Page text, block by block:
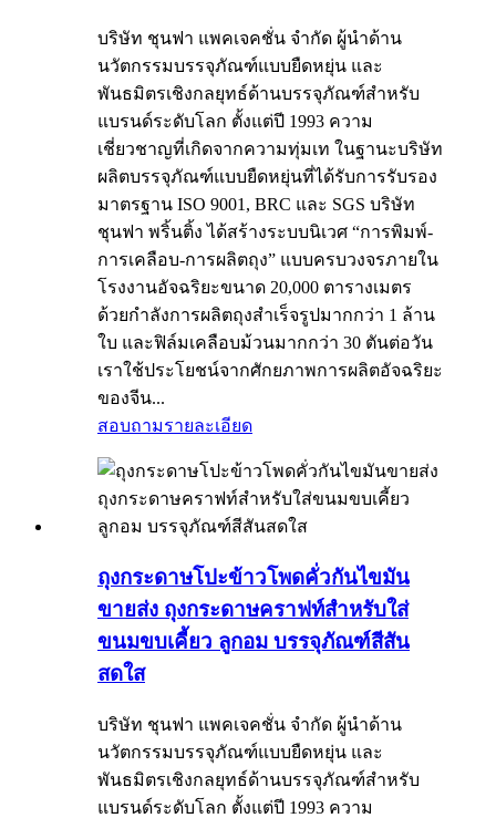
บริษัท ชุนฟา แพคเจคชั่น จำกัด ผู้นำด้าน
นวัตกรรมบรรจุภัณฑ์แบบยืดหยุ่น และ
พันธมิตรเชิงกลยุทธ์ด้านบรรจุภัณฑ์สำหรับ
แบรนด์ระดับโลก ตั้งแต่ปี 1993 ความ
เชี่ยวชาญที่เกิดจากความทุ่มเท ในฐานะบริษัท
ผลิตบรรจุภัณฑ์แบบยืดหยุ่นที่ได้รับการรับรอง
มาตรฐาน ISO 9001, BRC และ SGS บริษัท
ชุนฟา พริ้นติ้ง ได้สร้างระบบนิเวศ “การพิมพ์-
การเคลือบ-การผลิตถุง” แบบครบวงจรภายใน
โรงงานอัจฉริยะขนาด 20,000 ตารางเมตร
ด้วยกำลังการผลิตถุงสำเร็จรูปมากกว่า 1 ล้าน
ใบ และฟิล์มเคลือบม้วนมากกว่า 30 ตันต่อวัน
เราใช้ประโยชน์จากศักยภาพการผลิตอัจฉริยะ
ของจีน...
สอบถามรายละเอียด
ถุงกระดาษโปะข้าวโพดคั่วกันไขมัน
ขายส่ง ถุงกระดาษคราฟท์สำหรับใส่
ขนมขบเคี้ยว ลูกอม บรรจุภัณฑ์สีสัน
สดใส
บริษัท ชุนฟา แพคเจคชั่น จำกัด ผู้นำด้าน
นวัตกรรมบรรจุภัณฑ์แบบยืดหยุ่น และ
พันธมิตรเชิงกลยุทธ์ด้านบรรจุภัณฑ์สำหรับ
แบรนด์ระดับโลก ตั้งแต่ปี 1993 ความ